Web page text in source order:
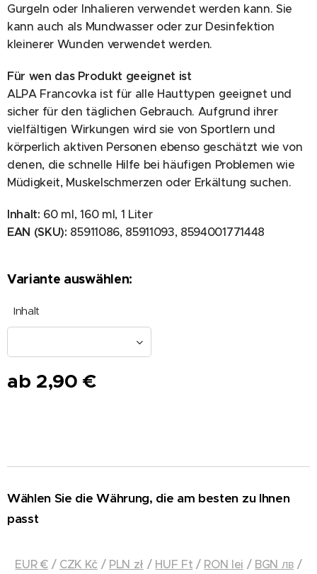
Gurgeln oder Inhalieren verwendet werden kann. Sie
kann auch als Mundwasser oder zur Desinfektion
kleinerer Wunden verwendet werden.
Für wen das Produkt geeignet ist
ALPA Francovka ist für alle Hauttypen geeignet und
sicher für den täglichen Gebrauch. Aufgrund ihrer
vielfältigen Wirkungen wird sie von Sportlern und
körperlich aktiven Personen ebenso geschätzt wie von
denen, die schnelle Hilfe bei häufigen Problemen wie
Müdigkeit, Muskelschmerzen oder Erkältung suchen.
Inhalt: 60 ml, 160 ml, 1 Liter
EAN (SKU): 85911086, 85911093, 8594001771448
Variante auswählen:
Inhalt
ab 2,90 €
Wählen Sie die Währung, die am besten zu Ihnen
passt
EUR €/ CZK Kč / PLN zł / HUF Ft / RON lei / BGN лв /